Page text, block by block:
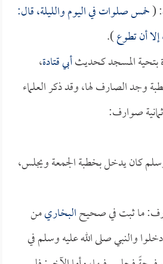
(خمس صلوات في اليوم والليلة، قال:
أن تطوع).
بتحية المسجد كحديثأبي قتادة،
وجد الصارف لها، وقد ذكر العلماء
صوارف:
كان يدخل بخطبة الجمعة ويجلس،
ما ثبت في صحيحالبخاريمن
والنبي صلى الله عليه وسلم في